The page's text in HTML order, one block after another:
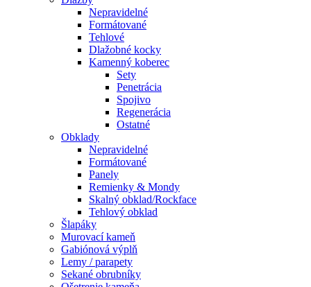
Nepravidelné
Formátované
Tehlové
Dlažobné kocky
Kamenný koberec
Sety
Penetrácia
Spojivo
Regenerácia
Ostatné
Obklady
Nepravidelné
Formátované
Panely
Remienky & Mondy
Skalný obklad/Rockface
Tehlový obklad
Šlapáky
Murovací kameň
Gabiónová výplň
Lemy / parapety
Sekané obrubníky